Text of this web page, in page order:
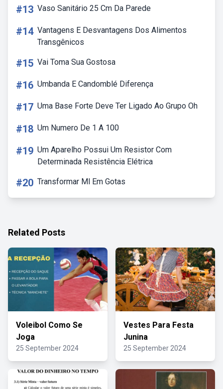
#13 Vaso Sanitário 25 Cm Da Parede
#14 Vantagens E Desvantagens Dos Alimentos
Transgênicos
#15 Vai Toma Sua Gostosa
#16 Umbanda E Candomblé Diferença
#17 Uma Base Forte Deve Ter Ligado Ao Grupo Oh
#18 Um Numero De 1 A 100
#19 Um Aparelho Possui Um Resistor Com
Determinada Resistência Elétrica
#20 Transformar Ml Em Gotas
Related Posts
Voleibol Como Se
Joga
25 September 2024
Vestes Para Festa
Junina
25 September 2024